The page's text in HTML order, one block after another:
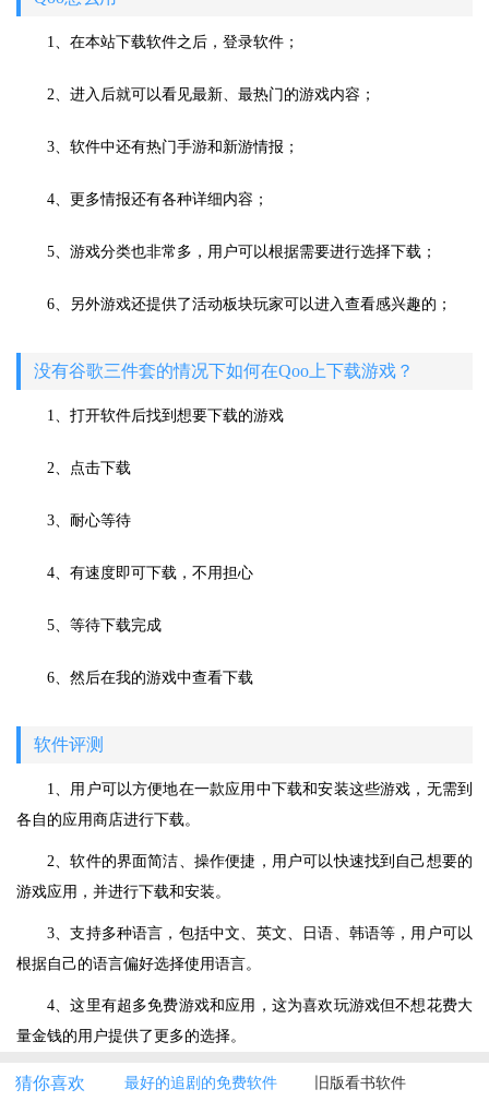
1、在本站下载软件之后，登录软件；
2、进入后就可以看见最新、最热门的游戏内容；
3、软件中还有热门手游和新游情报；
4、更多情报还有各种详细内容；
5、游戏分类也非常多，用户可以根据需要进行选择下载；
6、另外游戏还提供了活动板块玩家可以进入查看感兴趣的；
没有谷歌三件套的情况下如何在Qoo上下载游戏？
1、打开软件后找到想要下载的游戏
2、点击下载
3、耐心等待
4、有速度即可下载，不用担心
5、等待下载完成
6、然后在我的游戏中查看下载
软件评测
1、用户可以方便地在一款应用中下载和安装这些游戏，无需到
各自的应用商店进行下载。
2、软件的界面简洁、操作便捷，用户可以快速找到自己想要的
游戏应用，并进行下载和安装。
3、支持多种语言，包括中文、英文、日语、韩语等，用户可以
根据自己的语言偏好选择使用语言。
4、这里有超多免费游戏和应用，这为喜欢玩游戏但不想花费大
量金钱的用户提供了更多的选择。
猜你喜欢 最好的追剧的免费软件 旧版看书软件